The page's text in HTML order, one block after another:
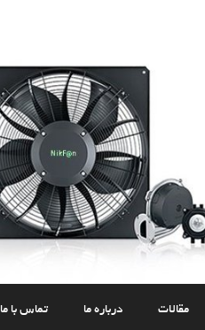
مقالات درباره ما تماس با ما